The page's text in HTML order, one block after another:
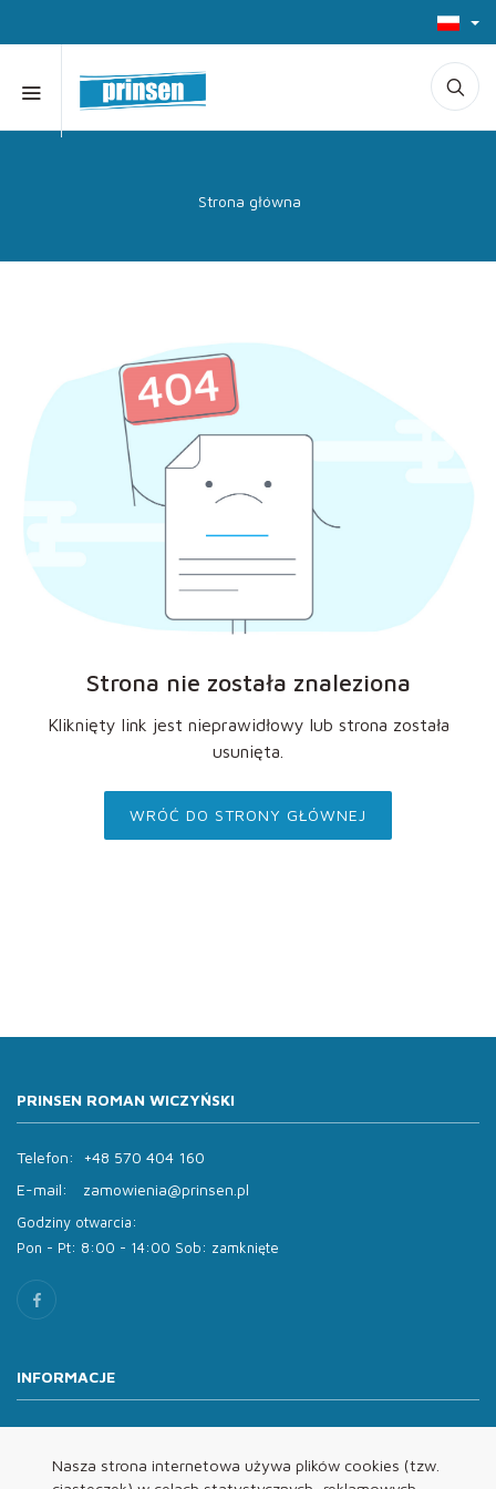
Nasza strona internetowa używa plików cookies (tzw.
Strona główna
Strona nie została znaleziona
Kliknięty link jest nieprawidłowy lub strona została
usunięta.
WRÓĆ DO STRONY GŁÓWNEJ
PRINSEN ROMAN WICZYŃSKI
Telefon:
+48 570 404 160
E-mail:
zamowienia@prinsen.pl
Godziny otwarcia:
Pon - Pt: 8:00 - 14:00 Sob: zamknięte
INFORMACJE
Oferta